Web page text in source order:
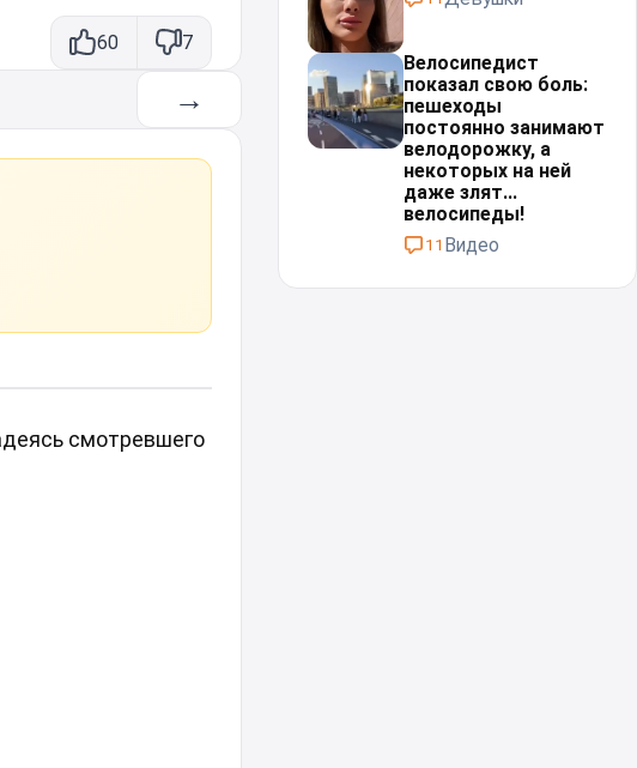
60 7
→
смотревшего
Велосипедист
показал свою боль:
пешеходы
постоянно занимают
велодорожку, а
некоторых на ней
даже злят...
велосипеды!⁠⁠
11 Видео